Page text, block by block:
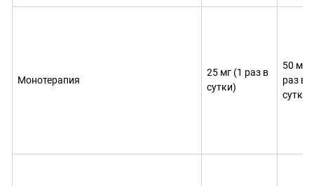
Монотерапия
25 мг (1 раз в
сутки)
50 мг
раз в
сутки)